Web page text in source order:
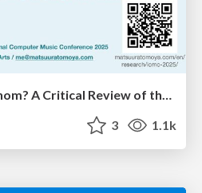
Hiding What from Whom? A Critical Review of the History of Programming languages for Music
3 1.1k